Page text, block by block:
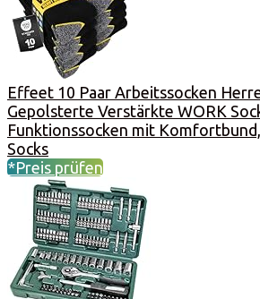
Effeet 10 Paar Arbeitssocken
Gepolsterte Verstärkte WORK
Funktionssocken mit
Socks
*Preis prüfen